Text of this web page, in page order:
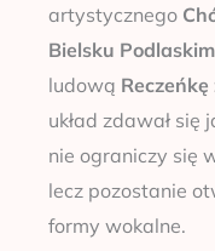
artystycznego
Bielsku Podlaskim
ludową Reczeńkę
układ zdawał się
nie ograniczy się
lecz pozostanie
formy wokalne.